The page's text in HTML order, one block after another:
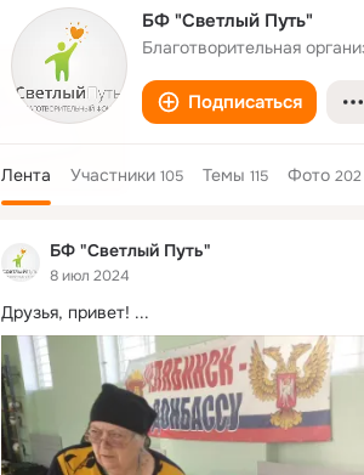
БФ "Светлый Путь"
Благотворительная
Подписаться
Лента Участники 105 Темы 115 Фото 202
БФ "Светлый Путь"
8 июл 2024
Друзья, привет! ...